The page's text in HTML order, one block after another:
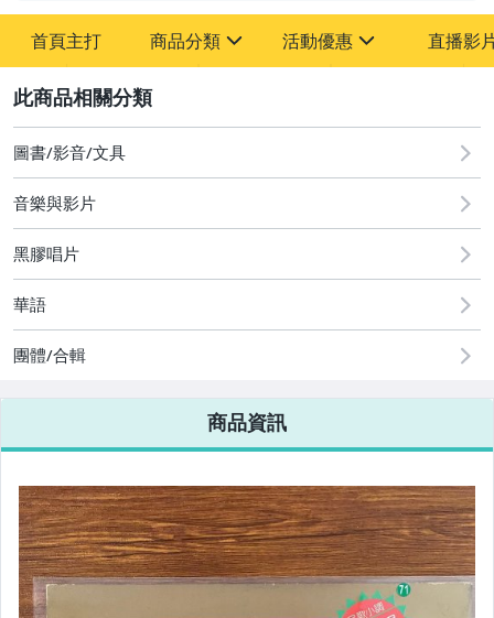
首頁主打 商品分類
其它
活動優惠
[全店] 粉絲專享
[全店] 週年慶
直播影
圖書/影音/文具
音樂與影片
黑膠唱片
華語
團體/合輯
商品資訊